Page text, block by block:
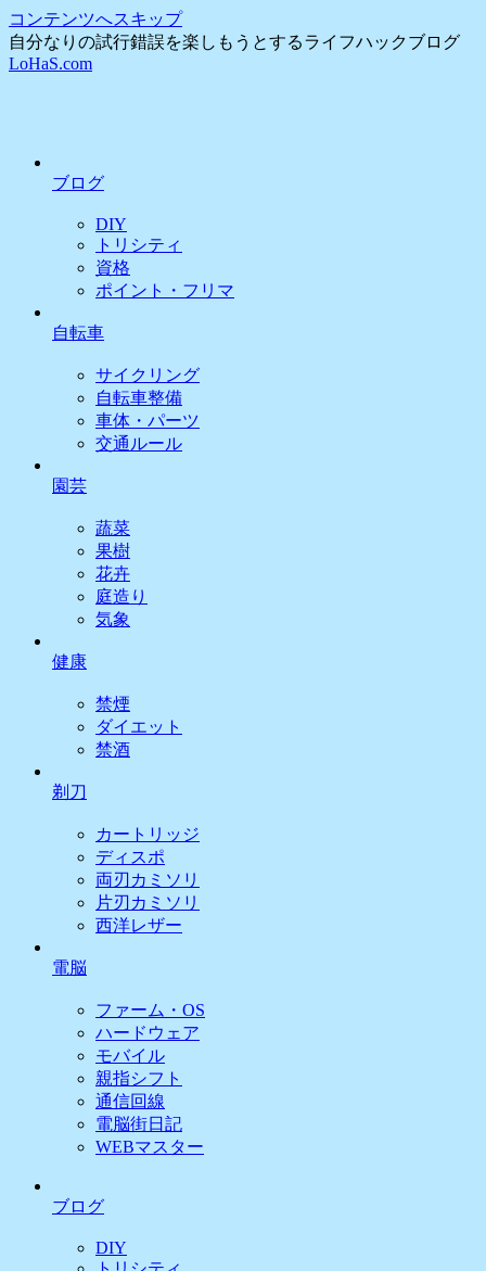
コンテンツへスキップ
自分なりの試行錯誤を楽しもうとするライフハックブログ
LoHaS.com
ブログ
DIY
トリシティ
資格
ポイント・フリマ
自転車
サイクリング
自転車整備
車体・パーツ
交通ルール
園芸
蔬菜
果樹
花卉
庭造り
気象
健康
禁煙
ダイエット
禁酒
剃刀
カートリッジ
ディスポ
両刃カミソリ
片刃カミソリ
西洋レザー
電脳
ファーム・OS
ハードウェア
モバイル
親指シフト
通信回線
電脳街日記
WEBマスター
ブログ
DIY